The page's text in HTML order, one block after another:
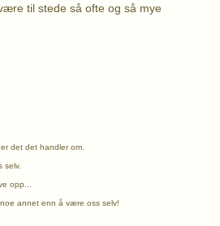
til stede så ofte og så mye
det det handler om.
selv.
opp...
annet enn å være oss selv!